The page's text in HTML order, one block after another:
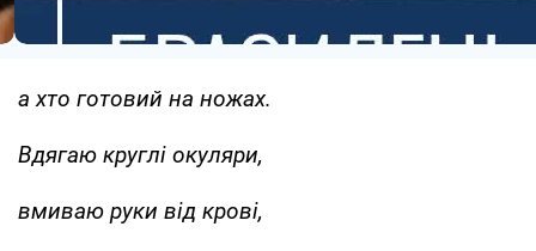
а хто готовий на ножах.
Вдягаю круглі окуляри,
вмиваю руки від крові,